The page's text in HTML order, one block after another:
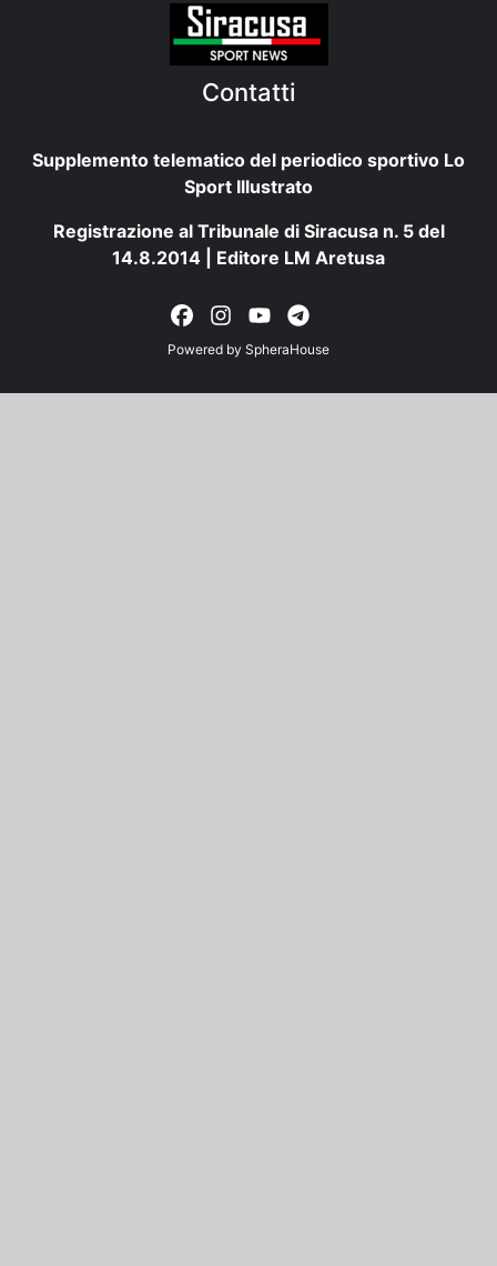
Contatti
Supplemento telematico del periodico sportivo Lo
Sport Illustrato
Registrazione al Tribunale di Siracusa n. 5 del
14.8.2014 | Editore LM Aretusa
Powered by SpheraHouse